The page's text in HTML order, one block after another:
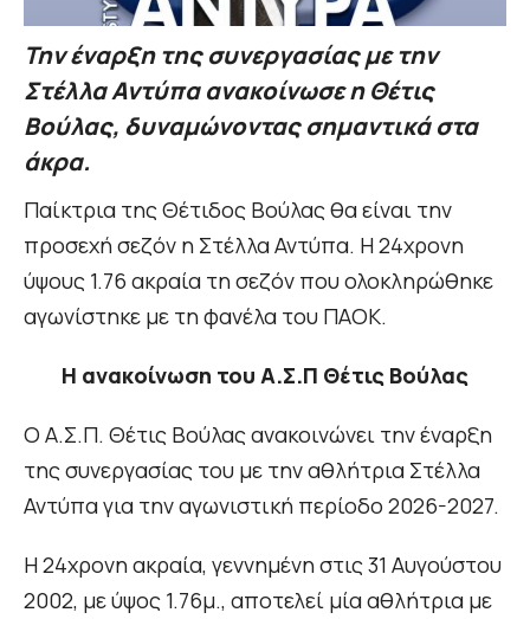
Την έναρξη της συνεργασίας με την
Στέλλα Αντύπα ανακοίνωσε η Θέτις
Βούλας, δυναμώνοντας σημαντικά στα
άκρα.
Παίκτρια της Θέτιδος Βούλας θα είναι την
προσεχή σεζόν η Στέλλα Αντύπα. Η 24χρονη
ύψους 1.76 ακραία τη σεζόν που ολοκληρώθηκε
αγωνίστηκε με τη φανέλα του ΠΑΟΚ.
Η ανακοίνωση του Α.Σ.Π Θέτις Βούλας
Ο Α.Σ.Π. Θέτις Βούλας ανακοινώνει την έναρξη
της συνεργασίας του με την αθλήτρια Στέλλα
Αντύπα για την αγωνιστική περίοδο 2026-2027.
Η 24χρονη ακραία, γεννημένη στις 31 Αυγούστου
2002, με ύψος 1.76μ., αποτελεί μία αθλήτρια με